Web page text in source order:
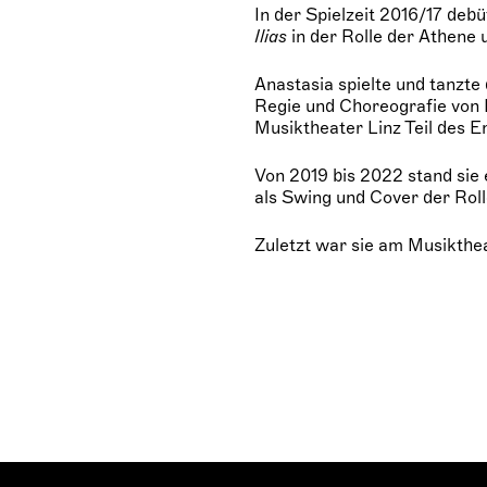
In der Spielzeit 2016/17
Ilias in der Rolle der
Anastasia spielte und
Regie und Choreografie
Musiktheater Linz Teil des
Von 2019 bis 2022 stand
als Swing und Cover der
Zuletzt war sie am